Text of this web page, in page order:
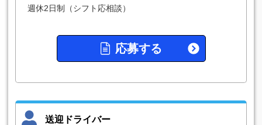
週休2日制（シフト応相談）
応募する
送迎ドライバー